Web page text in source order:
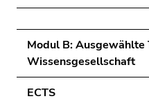
Modul B:
Wissensgesellschaft
ECTS